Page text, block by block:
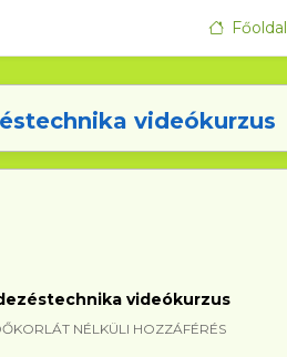
Főoldal
videókurzus
videókurzus
NÉLKÜLI HOZZÁFÉRÉS